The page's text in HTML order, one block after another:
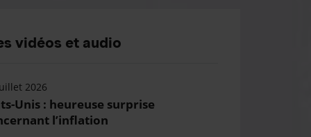
vidéos et audio
2026
Unis : heureuse surprise
l’inflation